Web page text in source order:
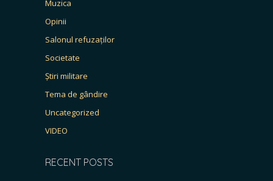
Muzica
Opinii
Salonul refuzaților
Societate
Știri militare
Tema de gândire
Uncategorized
VIDEO
RECENT POSTS